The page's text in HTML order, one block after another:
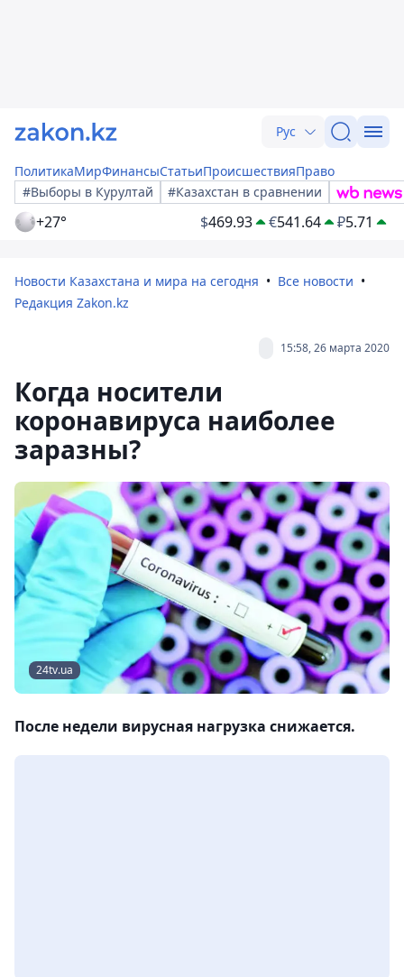
Рус
ПолитикаМирФинансыСтатьиПроисшествияПраво
#Выборы в Курултай
#Казахстан в сравнении
+27° $469.93 €541.64 ₽5.71
Новости Казахстана и мира на сегодня
Все новости
Редакция Zakon.kz
15:58, 26 марта 2020
Когда носители
коронавируса наиболее
заразны?
24tv.ua
После недели вирусная нагрузка снижается.